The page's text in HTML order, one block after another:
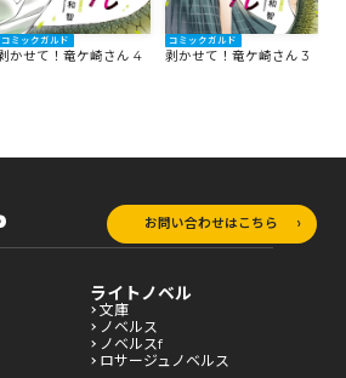
コミックガルド
かせて！竜ケ崎さん 4
コミックガルド
剥かせて！竜ケ崎さん 3
お問い合わせはこちら
ライトノベル
文庫
ノベルス
ノベルスf
ロサージュノベルス